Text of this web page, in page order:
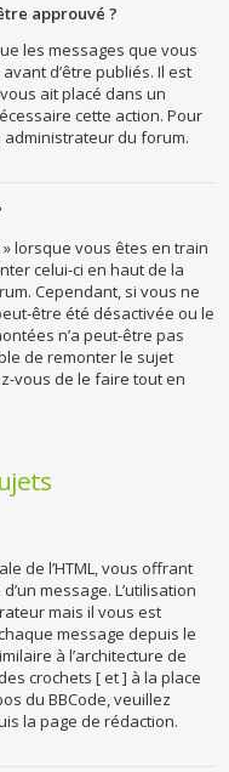
approuvé ?
les messages que vous
d’être publiés. Il est
ait placé dans un
cette action. Pour
administrateur du forum.
lorsque vous êtes en train
celui-ci en haut de la
Cependant, si vous ne
être été désactivée ou le
n’a peut-être pas
de remonter le sujet
vous de le faire tout en
de l’HTML, vous offrant
message. L’utilisation
mais il vous est
message depuis le
à l’architecture de
crochets [ et ] à la place
du BBCode, veuillez
la page de rédaction.